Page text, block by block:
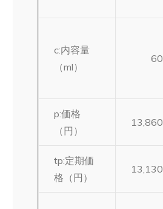
c:内容量
（ml）
60
p:価格
（円）
13,860
tp:定期価
格（円）
13,130